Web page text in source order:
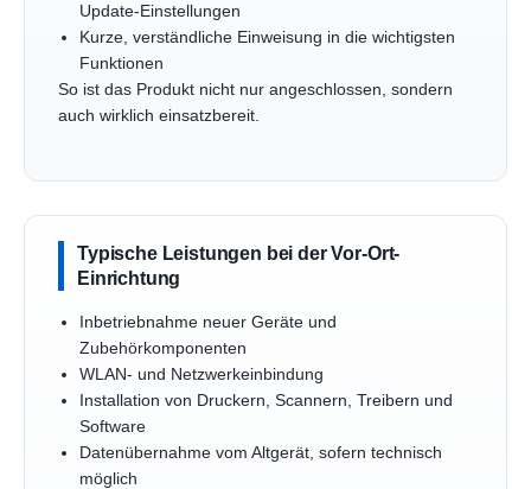
Update-Einstellungen
Kurze, verständliche Einweisung in die wichtigsten
Funktionen
So ist das Produkt nicht nur angeschlossen, sondern
auch wirklich einsatzbereit.
Typische Leistungen bei der Vor-Ort-
Einrichtung
Inbetriebnahme neuer Geräte und
Zubehörkomponenten
WLAN- und Netzwerkeinbindung
Installation von Druckern, Scannern, Treibern und
Software
Datenübernahme vom Altgerät, sofern technisch
möglich